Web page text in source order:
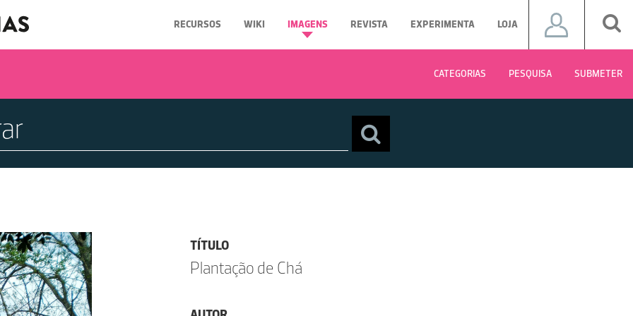
RECURSOS WIKI IMAGENS REVISTA EXPERIMENTA LOJA
CATEGORIAS PESQUISA SUBMETER
TÍTULO
Plantação de Chá